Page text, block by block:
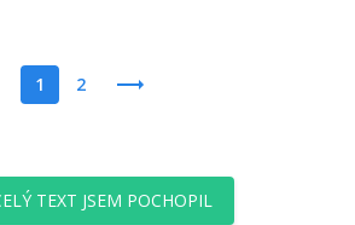
1 2
TEXT JSEM POCHOPIL